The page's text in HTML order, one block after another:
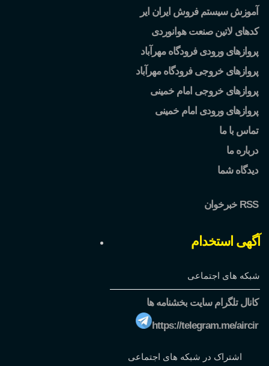
آموزش سیستم فروش ایران ایر
کدهای لاتین صنعت هوانوردی
پروازهای ورودی فرودگاه مهرآباد
پروازهای خروجی فرودگاه مهرآباد
پروازهای خروجی امام خمینی
پروازهای ورودی امام خمینی
تماس با ما
درباره ما
دیدگاه شما
خبرخوان RSS
آگهی استخدام
شبکه های اجتماعی
کانال تلگرام سایت بخشنامه ها
https://telegram.me/aircir
اشتراک در شبکه های اجتماعی